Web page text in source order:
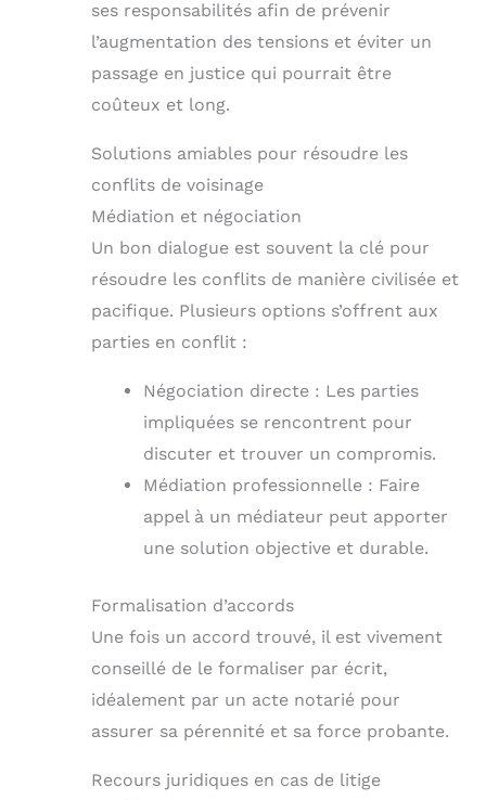
ses responsabilités afin de prévenir
l’augmentation des tensions et éviter un
passage en justice qui pourrait être
coûteux et long.
Solutions amiables pour résoudre les
conflits de voisinage
Médiation et négociation
Un bon dialogue est souvent la clé pour
résoudre les conflits de manière civilisée et
pacifique. Plusieurs options s’offrent aux
parties en conflit :
Négociation directe : Les parties
impliquées se rencontrent pour
discuter et trouver un compromis.
Médiation professionnelle : Faire
appel à un médiateur peut apporter
une solution objective et durable.
Formalisation d’accords
Une fois un accord trouvé, il est vivement
conseillé de le formaliser par écrit,
idéalement par un acte notarié pour
assurer sa pérennité et sa force probante.
Recours juridiques en cas de litige